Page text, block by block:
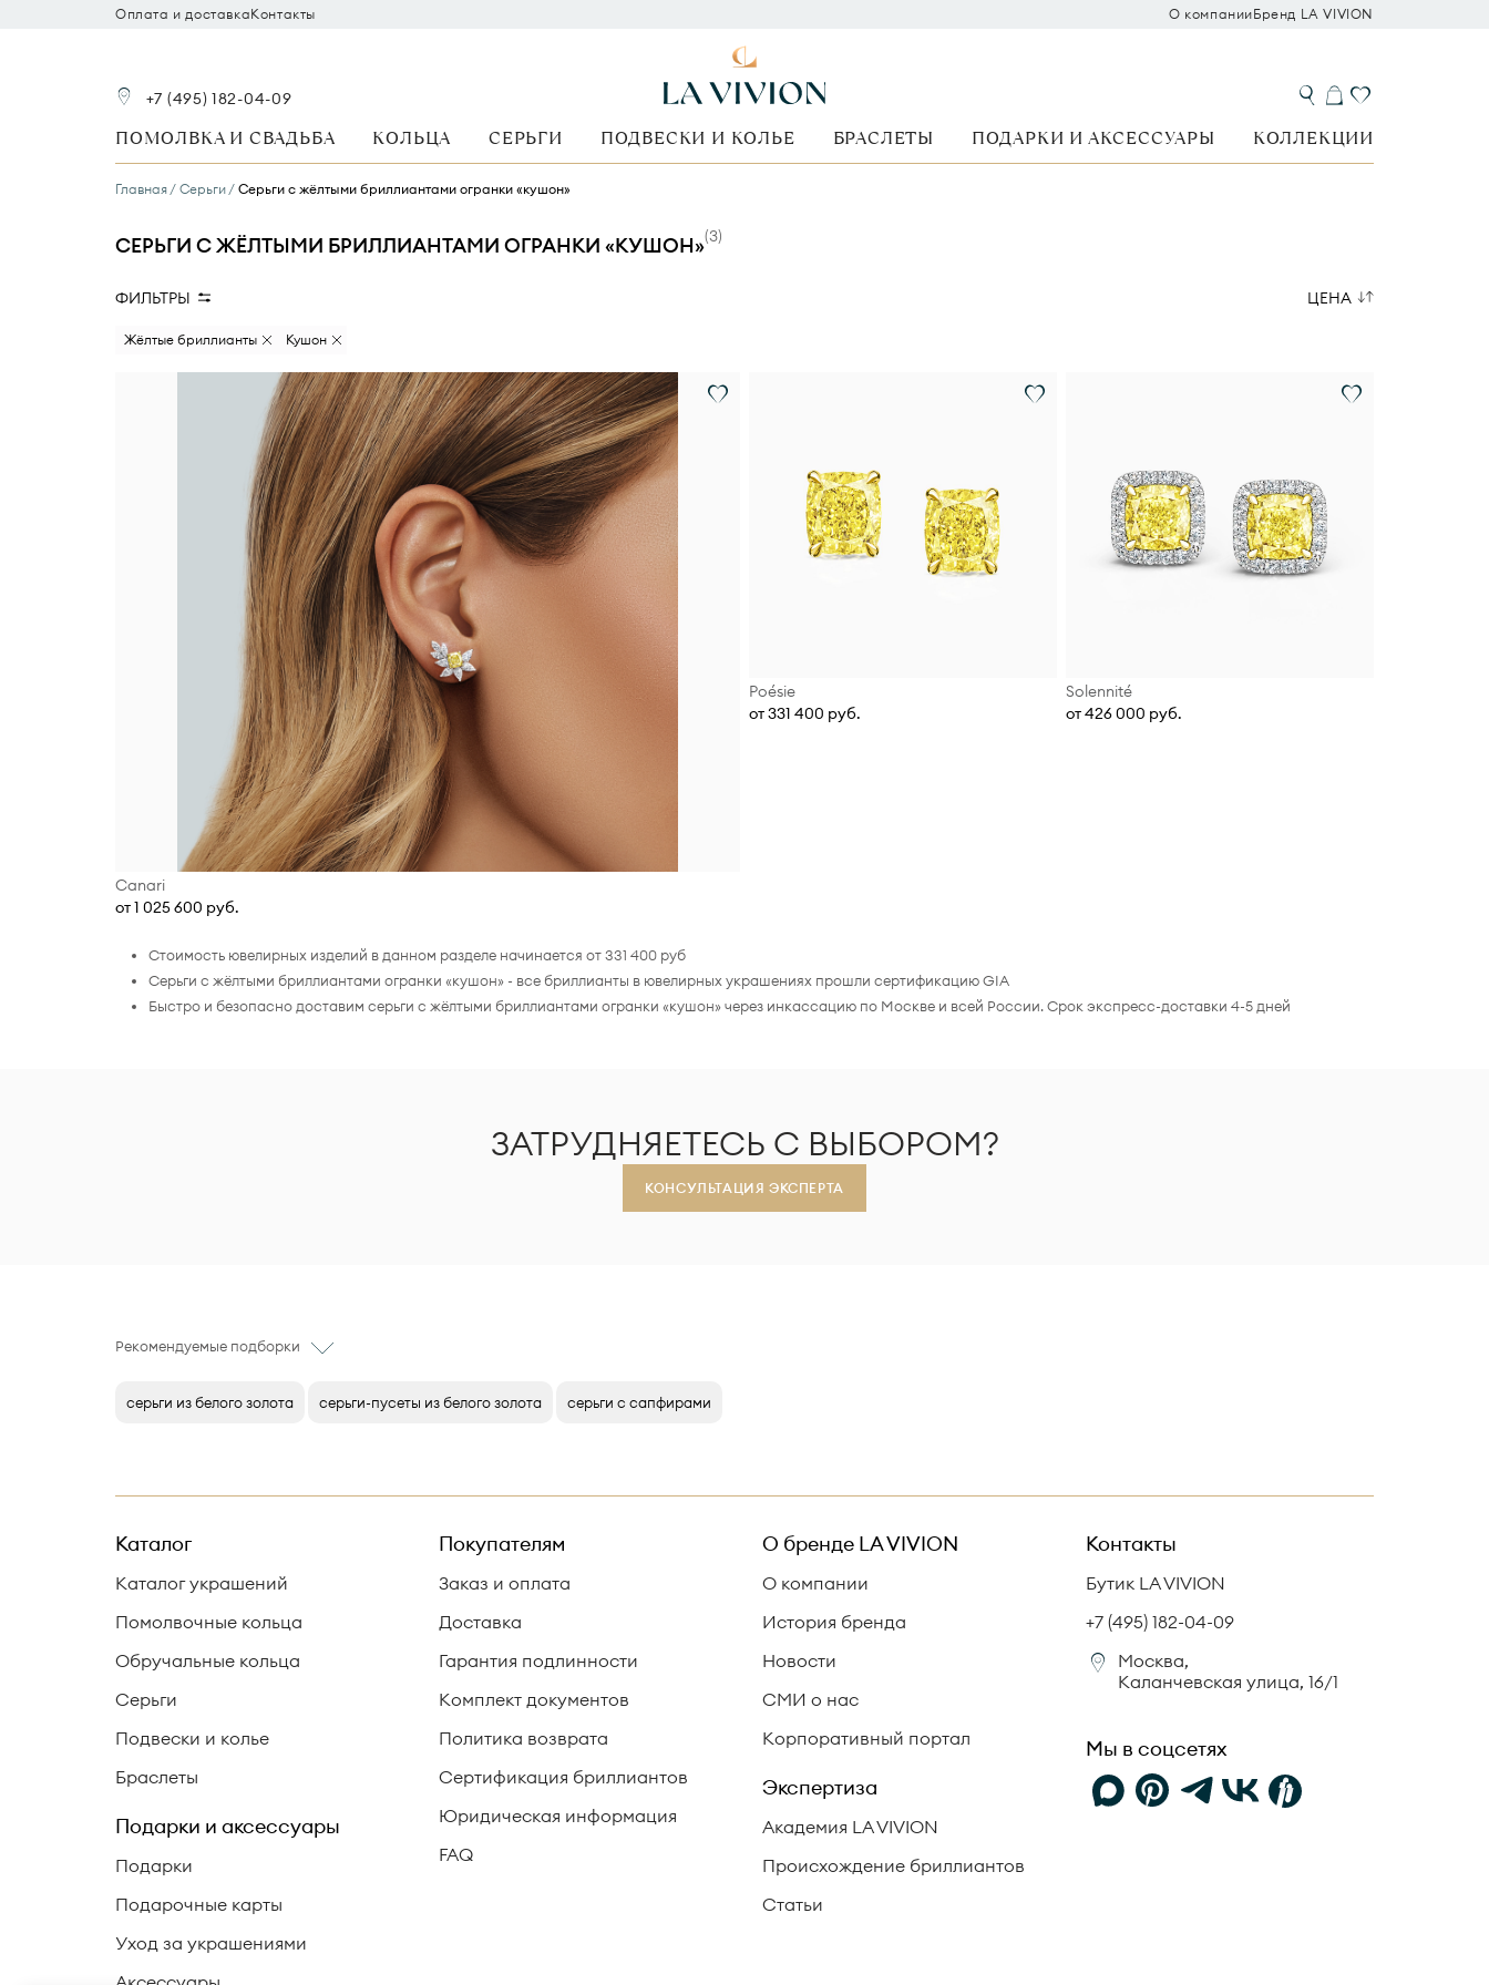
Оплата и доставкаКонтакты О компанииБренд LA VIVION
+7 (495) 182-04-09
ПОМОЛВКА И СВАДЬБА КОЛЬЦА СЕРЬГИ ПОДВЕСКИ И КОЛЬЕ БРАСЛЕТЫ ПОДАРКИ И АКСЕССУАРЫ КОЛЛЕКЦИИ
Главная Серьги Серьги с жёлтыми бриллиантами огранки «кушон»
СЕРЬГИ С ЖЁЛТЫМИ БРИЛЛИАНТАМИ ОГРАНКИ «КУШОН»(3)
ФИЛЬТРЫ
Жёлтые бриллианты Кушон
ЦЕНА
Canari
от 1 025 600 руб.
Poésie
от 331 400 руб.
Solennité
от 426 000 руб.
Стоимость ювелирных изделий в данном разделе начинается от 331 400 руб
Серьги с жёлтыми бриллиантами огранки «кушон» - все бриллианты в ювелирных украшениях прошли сертификацию GIA
Быстро и безопасно доставим серьги с жёлтыми бриллиантами огранки «кушон» через инкассацию по Москве и всей России. Срок экспресс-доставки 4-5 дней
ЗАТРУДНЯЕТЕСЬ С ВЫБОРОМ?
КОНСУЛЬТАЦИЯ ЭКСПЕРТА
Рекомендуемые подборки
серьги из белого золота серьги-пусеты из белого золота серьги с сапфирами
Каталог
Каталог украшений
Помолвочные кольца
Обручальные кольца
Серьги
Подвески и колье
Браслеты
Подарки и аксессуары
Подарки
Подарочные карты
Уход за украшениями
Покупателям
Заказ и оплата
Доставка
Гарантия подлинности
Комплект документов
Политика возврата
Сертификация бриллиантов
Юридическая информация
FAQ
О бренде LA VIVION
О компании
История бренда
Новости
СМИ о нас
Корпоративный портал
Экспертиза
Академия LA VIVION
Происхождение бриллиантов
Статьи
Контакты
Бутик LA VIVION
+7 (495) 182-04-09
Москва,
Каланчевская улица, 16/1
Мы в соцсетях